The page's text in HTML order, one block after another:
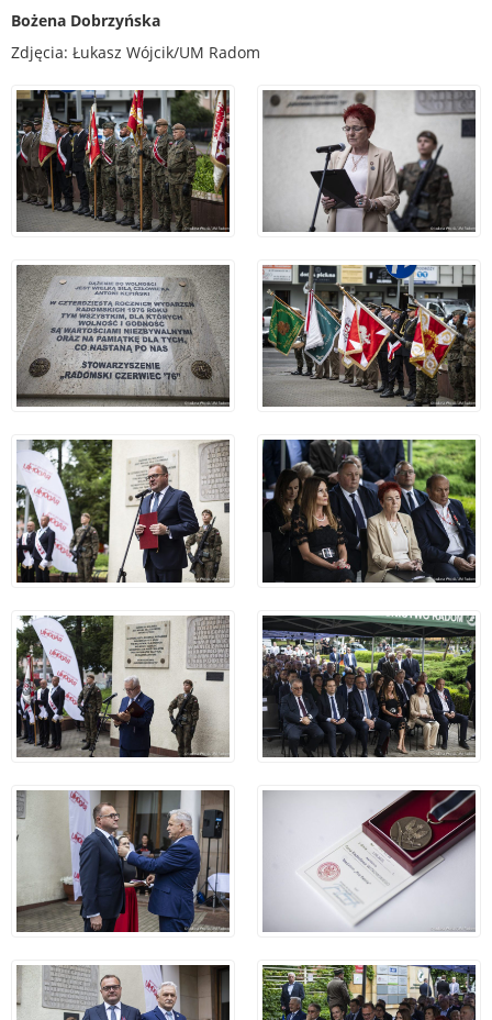
Bożena Dobrzyńska
Zdjęcia: Łukasz Wójcik/UM Radom